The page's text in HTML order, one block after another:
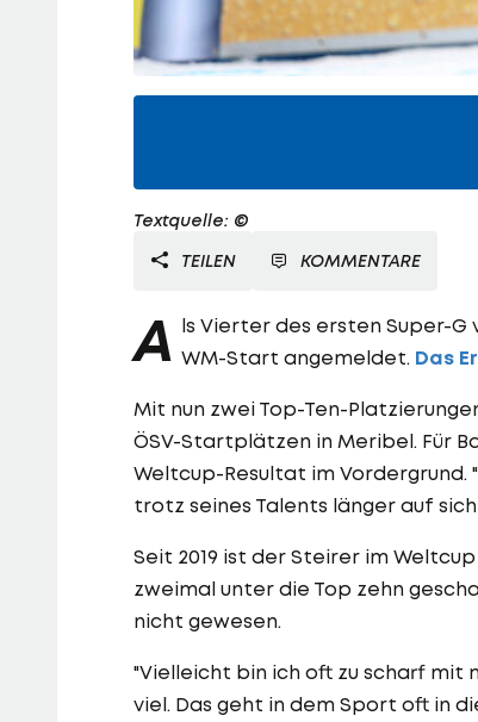
Textquelle: ©
TEILEN
KOMMENTARE
A ls Vierter des ersten Super-
WM-Start angemeldet. Das
Mit nun zwei Top-Ten-
ÖSV-Startplätzen in Meribel. Für
Weltcup-Resultat im Vordergrund.
trotz seines Talents länger auf
Seit 2019 ist der Steirer im
zweimal unter die Top zehn
nicht gewesen.
"Vielleicht bin ich oft zu scharf mit
viel. Das geht in dem Sport oft in